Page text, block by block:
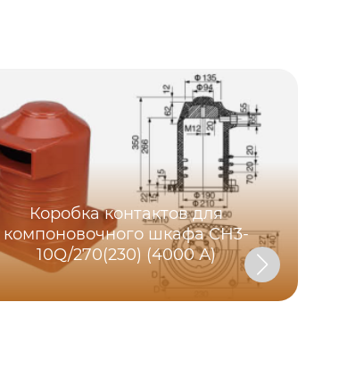
Коробка контактов для
компоновочного шкафа CH3-
10Q/270(230) (4000 А)